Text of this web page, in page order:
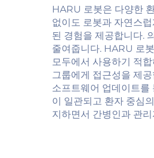
HARU 로봇은 다양한
없이도 로봇과 자연스
된 경험을 제공합니다.
줄여줍니다. HARU 로
모두에서 사용하기 적
그룹에게 접근성을 제
소프트웨어 업데이트
이 일관되고 환자 중심
지하면서 간병인과 관